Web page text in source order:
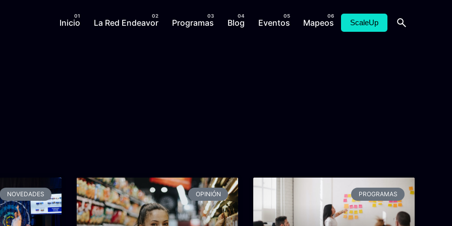
Inicio La Red Endeavor Programas Blog Eventos Mapeos ScaleUp
NOVEDADES OPINIÓN PROGRAMAS